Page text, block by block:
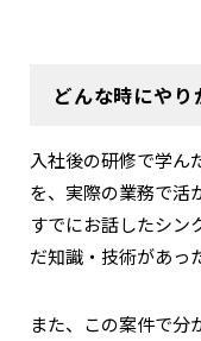
どんな時にやり
入社後の研修で学ん
を、実際の業務で活
すでにお話したシン
だ知識・技術があっ
また、この案件で分